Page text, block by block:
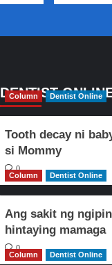
DENTIST
Column Dentist Online
Tooth decay ni
si Mommy
0
Column
Dentist Online
Ang sakit ng
hintaying mamaga
0
Column
Dentist Online